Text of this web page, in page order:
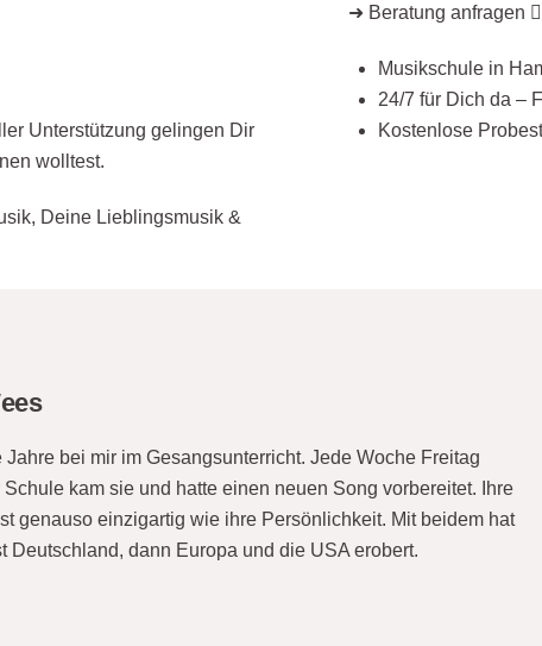
Unterstützung gelingen Dir
wolltest.
Deine Lieblingsmusik &
➜ Beratung anfragen
Musikschule in
24/7 für Dich da –
Kostenlose
Jahre bei mir im Gesangsunterricht. Jede Woche Freitag
Schule kam sie und hatte einen neuen Song vorbereitet. Ihre
genauso einzigartig wie ihre Persönlichkeit. Mit beidem hat
Deutschland, dann Europa und die USA erobert.